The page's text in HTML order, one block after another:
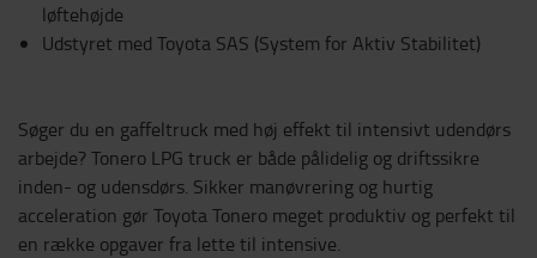
løftehøjde
Udstyret med Toyota SAS (System for Aktiv Stabilitet)
Søger du en gaffeltruck med høj effekt til intensivt udendørs
arbejde? Tonero LPG truck er både pålidelig og driftssikre
inden- og udensdørs. Sikker manøvrering og hurtig
acceleration gør Toyota Tonero meget produktiv og perfekt til
en række opgaver fra lette til intensive.